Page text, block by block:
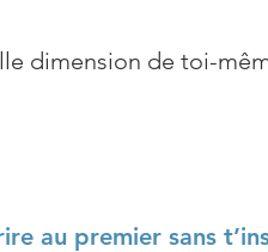
dimension de toi-
au premier sans